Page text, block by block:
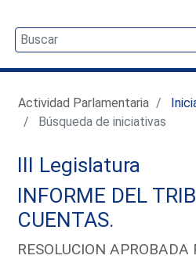
Actividad Parlamentaria
Búsqueda de iniciativas
III Legislatura
INFORME DEL
CUENTAS.
RESOLUCION